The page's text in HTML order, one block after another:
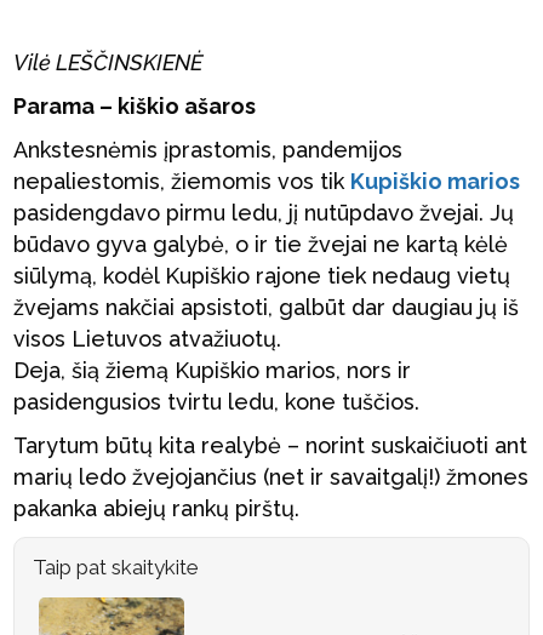
Vilė LEŠČINSKIENĖ
Parama – kiškio ašaros
Ankstesnėmis įprastomis, pandemijos
nepaliestomis, žiemomis vos tik Kupiškio marios
pasidengdavo pirmu ledu, jį nutūpdavo žvejai. Jų
būdavo gyva galybė, o ir tie žvejai ne kartą kėlė
siūlymą, kodėl Kupiškio rajone tiek nedaug vietų
žvejams nakčiai apsistoti, galbūt dar daugiau jų iš
visos Lietuvos atvažiuotų.
Deja, šią žiemą Kupiškio marios, nors ir
pasidengusios tvirtu ledu, kone tuščios.
Tarytum būtų kita realybė – norint suskaičiuoti ant
marių ledo žvejojančius (net ir savaitgalį!) žmones
pakanka abiejų rankų pirštų.
Taip pat skaitykite